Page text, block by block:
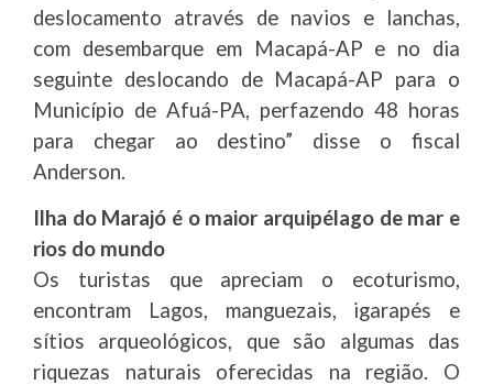
deslocamento através de navios e lanchas,
com desembarque em Macapá-AP e no dia
seguinte deslocando de Macapá-AP para o
Município de Afuá-PA, perfazendo 48 horas
para chegar ao destino” disse o fiscal
Anderson.
Ilha do Marajó é o maior arquipélago de mar e
rios do mundo
Os turistas que apreciam o ecoturismo,
encontram Lagos, manguezais, igarapés e
sítios arqueológicos, que são algumas das
riquezas naturais oferecidas na região. O